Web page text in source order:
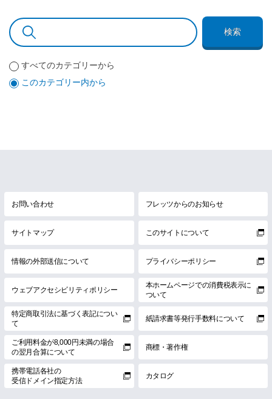
検索
すべてのカテゴリーから
このカテゴリー内から
お問い合わせ フレッツからのお知らせ
サイトマップ このサイトについて
情報の外部送信について プライバシーポリシー
ウェブアクセシビリティポリシー
本ホームページでの消費税表示に
ついて
特定商取引法に基づく表記につい
て
紙請求書等発行手数料について
ご利用料金が8,000円未満の場合
の翌月合算について
商標・著作権
携帯電話各社の
受信ドメイン指定方法
カタログ